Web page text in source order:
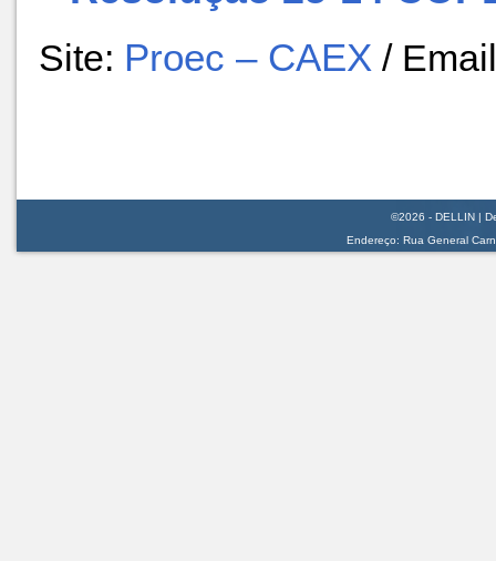
Site: Proec – CAEX /
©2026 - DELLIN |
Endereço: Rua General